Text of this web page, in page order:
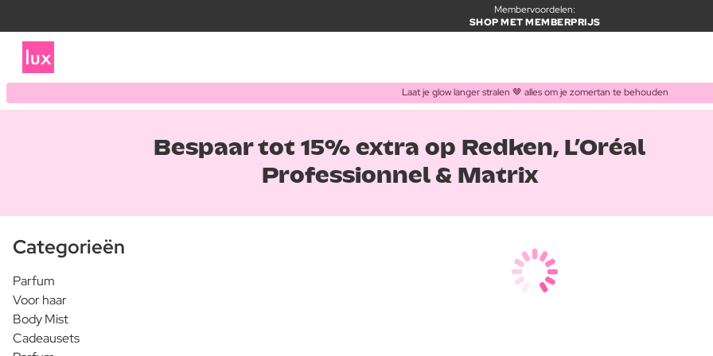
Membervoordelen:
SHOP MET MEMBERPRIJS
Laat je glow langer stralen 🤎 alles om je zomertan te behouden
Bespaar tot 15% extra op Redken, L’Oréal
Professionnel & Matrix
Categorieën
Parfum
Voor haar
Body Mist
Cadeausets